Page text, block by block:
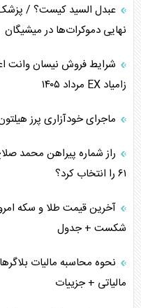
اوکراین بازوی مخرب آمریکا
اهمیت راهبردی اردن برای
پیام، ظرفیت بالفعل‌نشده
همسویی عربستان با سنتکام
ترامپ و توهم خلع سلاح
عبدل السید کیست؟ / پزشک
نهایی دموکرات‌ها در میشیگان
شرایط فروش نیسان وانت
زامیاد EX مرداد ۱۴۰۵
ماجرای خودآزاری پرز
راز شماره پیراهن محمد
۶۱ را انتخاب کرد؟
شکست + جدول
نحوه محاسبه مالیات
مالیاتی + جزییات